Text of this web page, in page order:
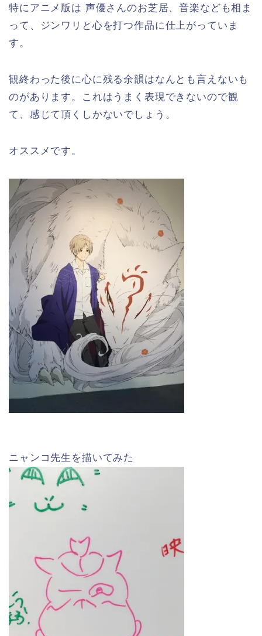
特にアニメ版は 声優さんのお芝居、音楽なども相ま
って、ジンワリと心を打つ作品に仕上がっていま
す。
観終わった後に心に残る余韻はなんとも言えないも
のがあります。これはうまく表現できないので観
て、感じて頂くしかないでしょう。
オススメです。
ニャンコ先生を描いてみた